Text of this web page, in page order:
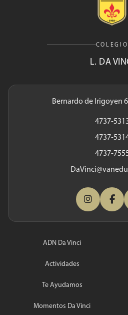
COLEGIO
L. DA
Bernardo de Irigoyen
4737-
4737-
4737-
ADN Da Vinci
Actividades
Te Ayudamos
Momentos Da Vinci